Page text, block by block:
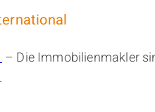
– Die Immobilienmakler